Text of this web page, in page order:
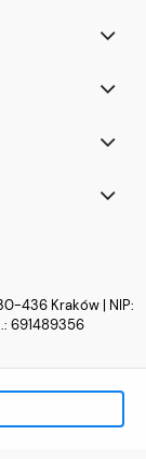
436 Kraków | NIP:
691489356